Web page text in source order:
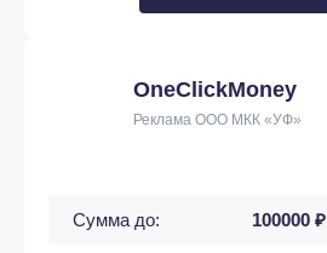
OneClickMoney
Реклама ООО МКК «УФ»
Сумма до: 100000 ₽